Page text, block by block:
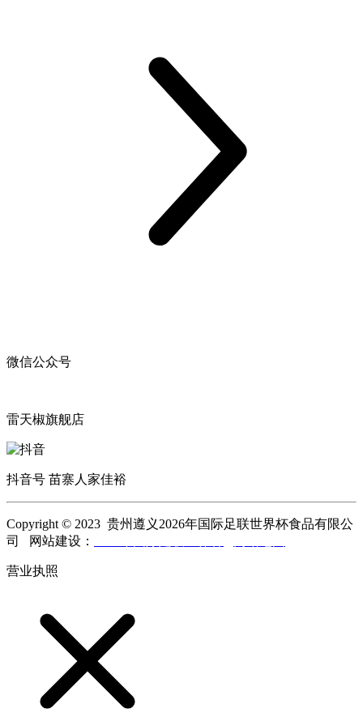
微信公众号
雷天椒旗舰店
抖音号 苗寨人家佳裕
Copyright © 2023 贵州遵义2026年国际足联世界杯食品有限公
司 网站建设：
营业执照